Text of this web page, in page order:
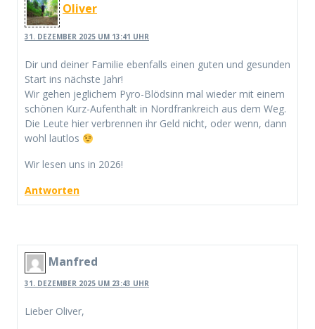
Oliver
31. DEZEMBER 2025 UM 13:41 UHR
Dir und deiner Familie ebenfalls einen guten und gesunden
Start ins nächste Jahr!
Wir gehen jeglichem Pyro-Blödsinn mal wieder mit einem
schönen Kurz-Aufenthalt in Nordfrankreich aus dem Weg.
Die Leute hier verbrennen ihr Geld nicht, oder wenn, dann
wohl lautlos
Wir lesen uns in 2026!
Antworten
Manfred
31. DEZEMBER 2025 UM 23:43 UHR
Lieber Oliver,